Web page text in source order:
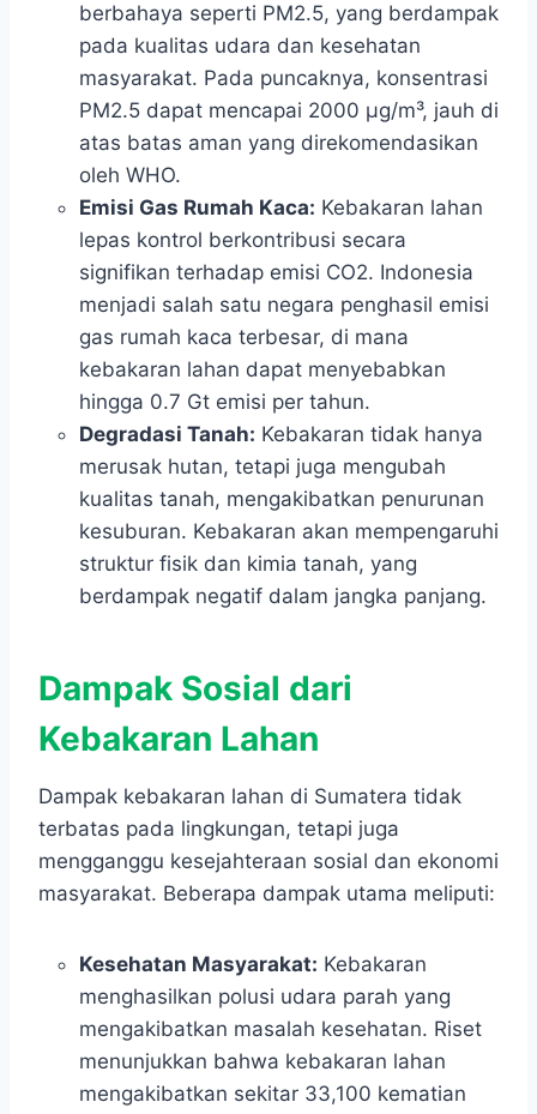
berbahaya seperti PM2.5, yang berdampak
pada kualitas udara dan kesehatan
masyarakat. Pada puncaknya, konsentrasi
PM2.5 dapat mencapai 2000 μg/m³, jauh di
atas batas aman yang direkomendasikan
oleh WHO.
Emisi Gas Rumah Kaca: Kebakaran lahan
lepas kontrol berkontribusi secara
signifikan terhadap emisi CO2. Indonesia
menjadi salah satu negara penghasil emisi
gas rumah kaca terbesar, di mana
kebakaran lahan dapat menyebabkan
hingga 0.7 Gt emisi per tahun.
Degradasi Tanah: Kebakaran tidak hanya
merusak hutan, tetapi juga mengubah
kualitas tanah, mengakibatkan penurunan
kesuburan. Kebakaran akan mempengaruhi
struktur fisik dan kimia tanah, yang
berdampak negatif dalam jangka panjang.
Dampak Sosial dari
Kebakaran Lahan
Dampak kebakaran lahan di Sumatera tidak
terbatas pada lingkungan, tetapi juga
mengganggu kesejahteraan sosial dan ekonomi
masyarakat. Beberapa dampak utama meliputi:
Kesehatan Masyarakat: Kebakaran
menghasilkan polusi udara parah yang
mengakibatkan masalah kesehatan. Riset
menunjukkan bahwa kebakaran lahan
mengakibatkan sekitar 33,100 kematian